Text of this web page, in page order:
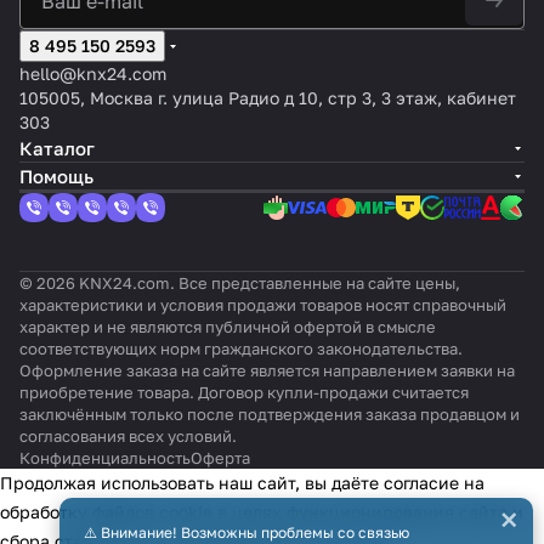
ого
монт
ажа
EyeZ
en В
KNXs-
GH-
DX-FC
оттен
ок:
Без
алюм й
RAL
вый
Ша
оттеноматовы
8 495 150 2593
hello@knx24.com
105005, Москва г. улица Радио д 10, стр 3, 3 этаж, кабинет
303
Каталог
Помощь
© 2026 KNX24.com. Все представленные на сайте цены,
характеристики и условия продажи товаров носят справочный
характер и не являются публичной офертой в смысле
соответствующих норм гражданского законодательства.
Оформление заказа на сайте является направлением заявки на
приобретение товара. Договор купли-продажи считается
заключённым только после подтверждения заказа продавцом и
согласования всех условий.
КонфиденциальностьОферта
⚠️ Внимание! Возможны проблемы со связью ×
Продолжая использовать наш сайт, вы даёте согласие на
обработку файлов cookie в целях функционирования сайта и